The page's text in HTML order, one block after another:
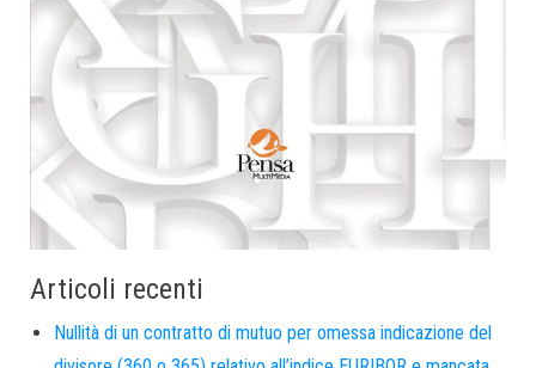
Articoli recenti
Nullità di un contratto di mutuo per omessa indicazione del